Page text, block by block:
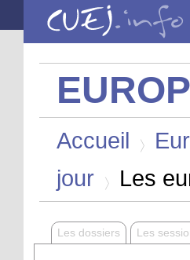
Aller au contenu principal
Accueil
jour
Les
Les dossiers Les